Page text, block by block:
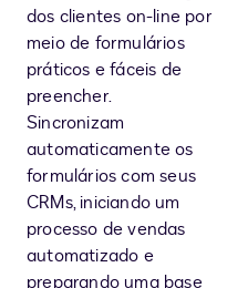
dos clientes on-line por
meio de formulários
práticos e fáceis de
preencher.
Sincronizam
automaticamente os
formulários com seus
CRMs, iniciando um
processo de vendas
automatizado e
preparando uma base